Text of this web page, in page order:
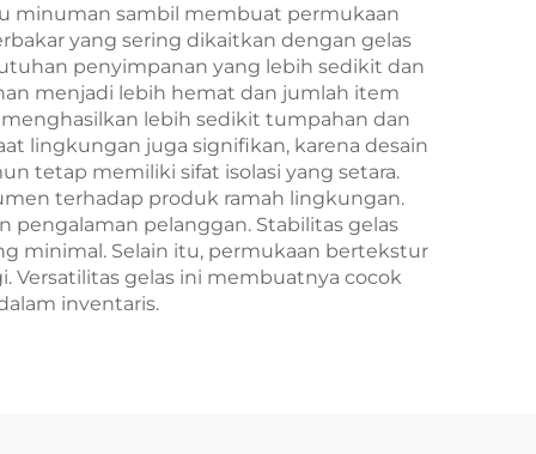
minuman sambil membuat permukaan
yang sering dikaitkan dengan gelas
penyimpanan yang lebih sedikit dan
menjadi lebih hemat dan jumlah item
lebih sedikit tumpahan dan
lingkungan juga signifikan, karena desain
tetap memiliki sifat isolasi yang setara.
terhadap produk ramah lingkungan.
pelanggan. Stabilitas gelas
minimal. Selain itu, permukaan bertekstur
Versatilitas gelas ini membuatnya cocok
inventaris.